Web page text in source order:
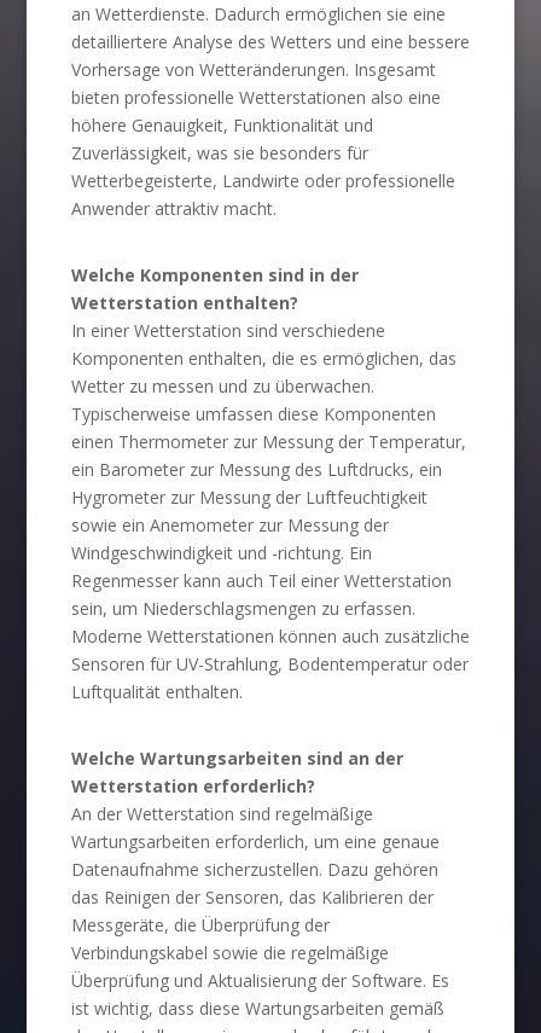
an Wetterdienste. Dadurch ermöglichen sie eine
detailliertere Analyse des Wetters und eine bessere
Vorhersage von Wetteränderungen. Insgesamt
bieten professionelle Wetterstationen also eine
höhere Genauigkeit, Funktionalität und
Zuverlässigkeit, was sie besonders für
Wetterbegeisterte, Landwirte oder professionelle
Anwender attraktiv macht.
Welche Komponenten sind in der
Wetterstation enthalten?
In einer Wetterstation sind verschiedene
Komponenten enthalten, die es ermöglichen, das
Wetter zu messen und zu überwachen.
Typischerweise umfassen diese Komponenten
einen Thermometer zur Messung der Temperatur,
ein Barometer zur Messung des Luftdrucks, ein
Hygrometer zur Messung der Luftfeuchtigkeit
sowie ein Anemometer zur Messung der
Windgeschwindigkeit und -richtung. Ein
Regenmesser kann auch Teil einer Wetterstation
sein, um Niederschlagsmengen zu erfassen.
Moderne Wetterstationen können auch zusätzliche
Sensoren für UV-Strahlung, Bodentemperatur oder
Luftqualität enthalten.
Welche Wartungsarbeiten sind an der
Wetterstation erforderlich?
An der Wetterstation sind regelmäßige
Wartungsarbeiten erforderlich, um eine genaue
Datenaufnahme sicherzustellen. Dazu gehören
das Reinigen der Sensoren, das Kalibrieren der
Messgeräte, die Überprüfung der
Verbindungskabel sowie die regelmäßige
Überprüfung und Aktualisierung der Software. Es
ist wichtig, dass diese Wartungsarbeiten gemäß